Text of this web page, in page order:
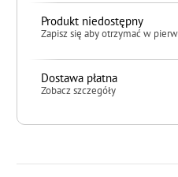
Produkt niedostępny
Zapisz się aby otrzymać w
Dostawa płatna
Zobacz szczegóły